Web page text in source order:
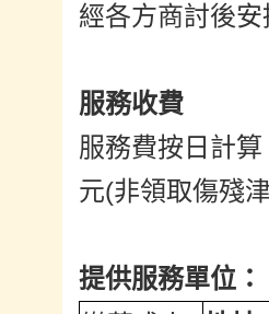
經各方商討後
服務收費
服務費按日計
元(非領取傷殘
提供服務單位：